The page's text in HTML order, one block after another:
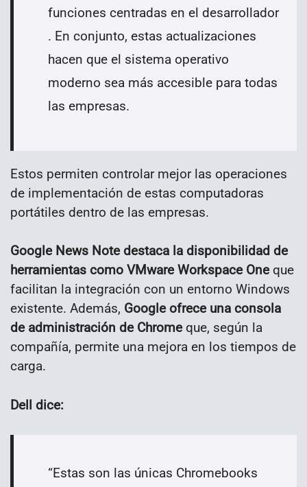
funciones centradas en el desarrollador
. En conjunto, estas actualizaciones
hacen que el sistema operativo
moderno sea más accesible para todas
las empresas.
Estos permiten controlar mejor las operaciones
de implementación de estas computadoras
portátiles dentro de las empresas.
Google News Note destaca la disponibilidad de
herramientas como VMware Workspace Oneque
facilitan la integración con un entorno Windows
existente. Además, Google ofrece una consola
de administración de Chromeque, según la
compañía, permite una mejora en los tiempos de
carga.
Dell dice:
“Estas son las únicas Chromebooks